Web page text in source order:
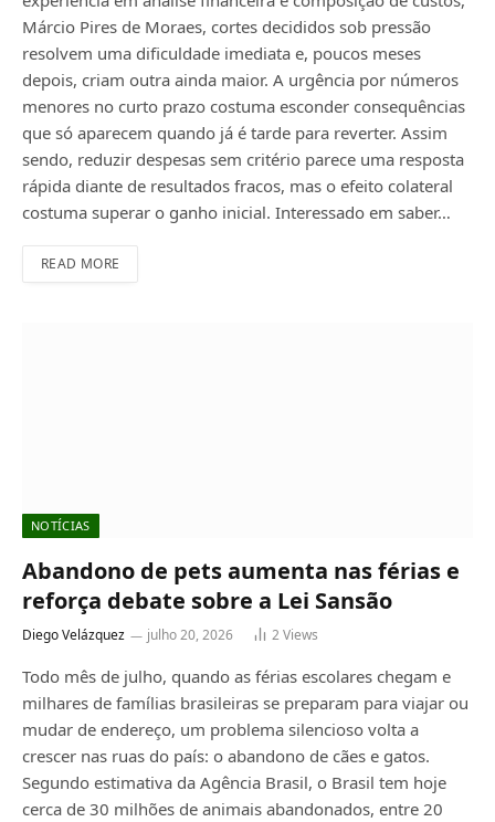
Márcio Pires de Moraes, cortes decididos sob pressão
resolvem uma dificuldade imediata e, poucos meses
depois, criam outra ainda maior. A urgência por números
menores no curto prazo costuma esconder consequências
que só aparecem quando já é tarde para reverter. Assim
sendo, reduzir despesas sem critério parece uma resposta
rápida diante de resultados fracos, mas o efeito colateral
costuma superar o ganho inicial. Interessado em saber…
READ MORE
NOTÍCIAS
Abandono de pets aumenta nas férias e
reforça debate sobre a Lei Sansão
Diego Velázquez julho 20, 2026 2Views
Todo mês de julho, quando as férias escolares chegam e
milhares de famílias brasileiras se preparam para viajar ou
mudar de endereço, um problema silencioso volta a
crescer nas ruas do país: o abandono de cães e gatos.
Segundo estimativa da Agência Brasil, o Brasil tem hoje
cerca de 30 milhões de animais abandonados, entre 20